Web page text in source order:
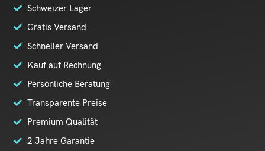
Schweizer Lager
Gratis Versand
Schneller Versand
Kauf auf Rechnung
Persönliche Beratung
Transparente Preise
Premium Qualität
2 Jahre Garantie